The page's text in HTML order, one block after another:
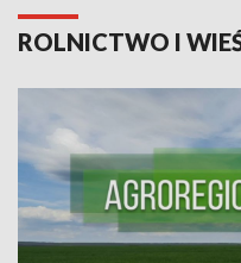
ROLNICTWO I